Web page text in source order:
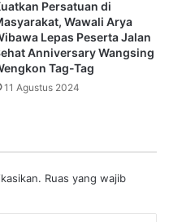
Persatuan di
Wawali Arya
Lepas Peserta Jalan
Anniversary Wangsing
Tag-Tag
11 Agustus 2024
Ruas yang wajib